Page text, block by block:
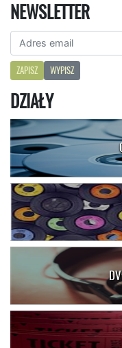
NEWSLETTER
ZAPISZ WYPISZ
DZIAŁY